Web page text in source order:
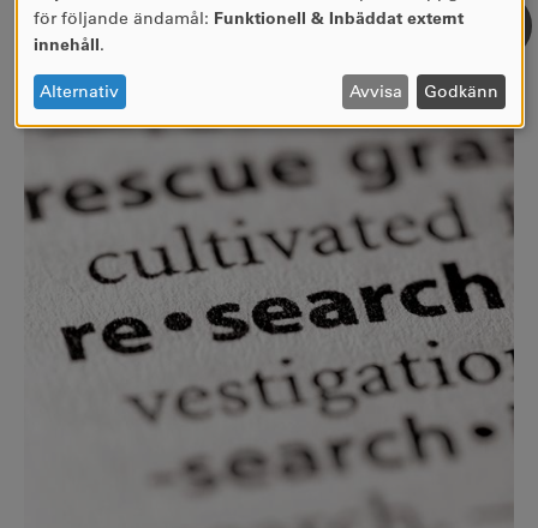
ANVÄNDNING
AV
OCH
COOKIES
för följande ändamål: Funktionell & Inbäddat externt
innehåll.
Alternativ Avvisa Godkänn